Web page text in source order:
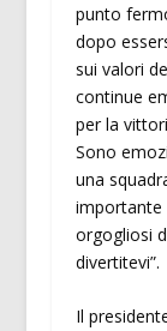
punto
dopo
sui valori
continue
per la
Sono
una
importante
orgogliosi
divertitevi”.
Il